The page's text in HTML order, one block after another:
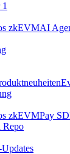
zkEVMAI
zkEVMPay
Repo